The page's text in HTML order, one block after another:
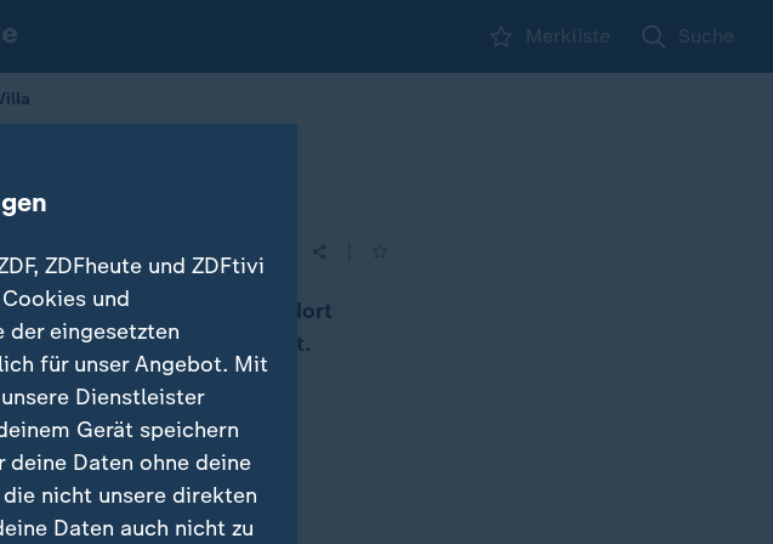
Merkliste Suche
Gebäude dort
Widerstand nicht nur vor Ort.
ZDFheute und ZDFtivi
und
der eingesetzten
für unser Angebot. Mit
Dienstleister
Gerät speichern
Daten ohne deine
nicht unsere direkten
Daten auch nicht zu